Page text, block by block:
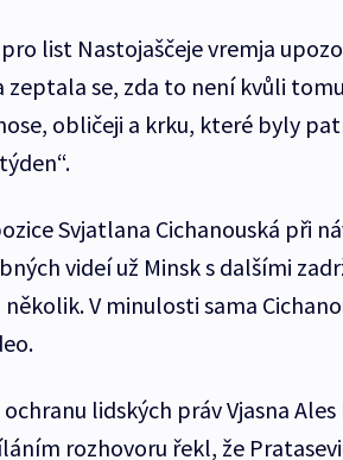
list Nastojaščeje vremja
zeptala se, zda to není kvůli
obličeji a krku, které byly
Svjatlana Cichanouská při
videí už Minsk s dalšími
V minulosti sama
lidských práv Vjasna Ales
rozhovoru řekl, že